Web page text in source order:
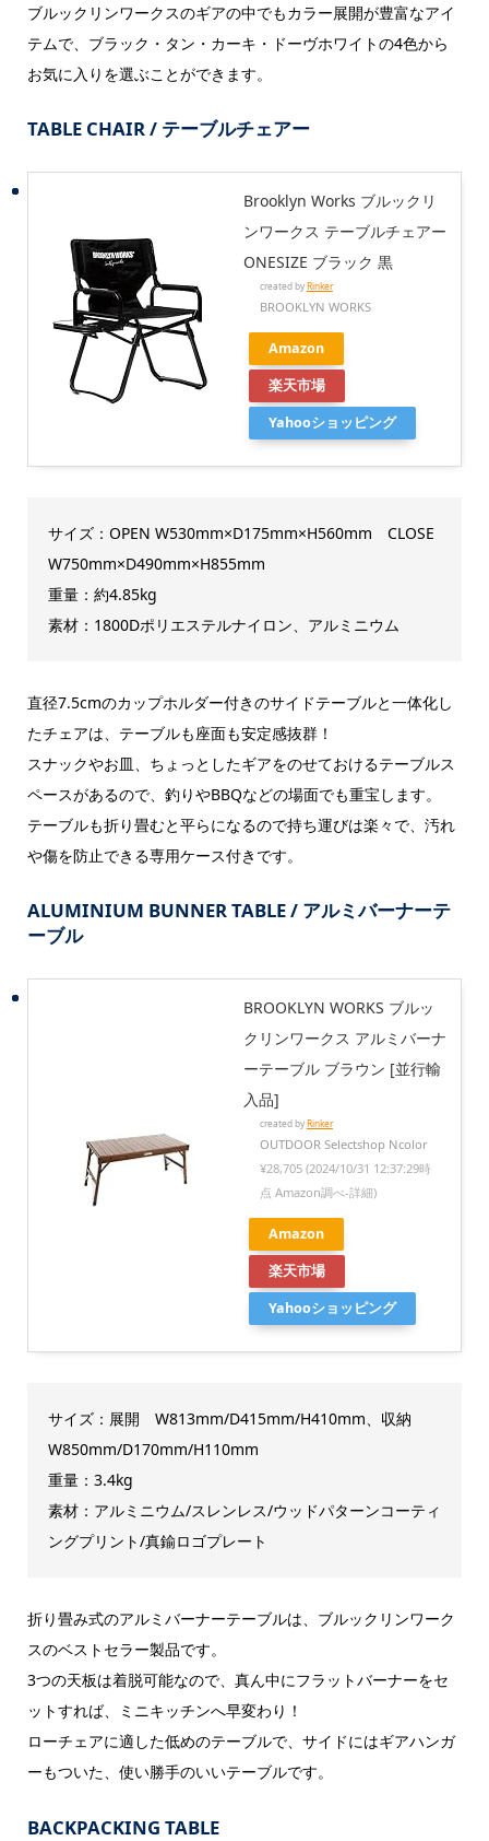
ブルックリンワークスのギアの中でもカラー展開が豊富なアイ
テムで、ブラック・タン・カーキ・ドーヴホワイトの4色から
お気に入りを選ぶことができます。
TABLE CHAIR / テーブルチェアー
Brooklyn Works ブルックリ
ンワークス テーブルチェアー
ONESIZE ブラック 黒
created byRinker
BROOKLYN WORKS
Amazon
楽天市場
Yahooショッピング
サイズ：OPEN W530mm×D175mm×H560mm CLOSE
W750mm×D490mm×H855mm
重量：約4.85kg
素材：1800Dポリエステルナイロン、アルミニウム
直径7.5cmのカップホルダー付きのサイドテーブルと一体化し
たチェアは、テーブルも座面も安定感抜群！
スナックやお皿、ちょっとしたギアをのせておけるテーブルス
ペースがあるので、釣りやBBQなどの場面でも重宝します。
テーブルも折り畳むと平らになるので持ち運びは楽々で、汚れ
や傷を防止できる専用ケース付きです。
ALUMINIUM BUNNER TABLE / アルミバーナーテ
ーブル
BROOKLYN WORKS ブルッ
クリンワークス アルミバーナ
ーテーブル ブラウン [並行輸
入品]
created byRinker
OUTDOOR Selectshop Ncolor
¥28,705 (2024/10/31 12:37:29時
点 Amazon調べ-詳細)
Amazon
楽天市場
Yahooショッピング
サイズ：展開 W813mm/D415mm/H410mm、収納
W850mm/D170mm/H110mm
重量：3.4kg
素材：アルミニウム/スレンレス/ウッドパターンコーティ
ングプリント/真鍮ロゴプレート
折り畳み式のアルミバーナーテーブルは、ブルックリンワーク
スのベストセラー製品です。
3つの天板は着脱可能なので、真ん中にフラットバーナーをセ
ットすれば、ミニキッチンへ早変わり！
ローチェアに適した低めのテーブルで、サイドにはギアハンガ
ーもついた、使い勝手のいいテーブルです。
BACKPACKING TABLE